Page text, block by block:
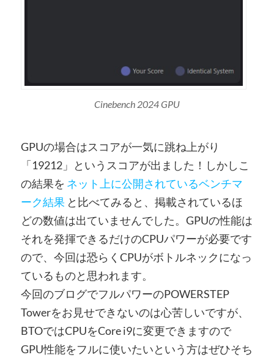
Cinebench 2024 GPU
GPUの場合はスコアが一気に跳ね上がり
「19212」というスコアが出ました！しかしこ
の結果を ネット上に公開されているベンチマ
ーク結果 と比べてみると、掲載されているほ
どの数値は出ていませんでした。GPUの性能は
それを発揮できるだけのCPUパワーが必要です
ので、今回は恐らくCPUがボトルネックになっ
ているものと思われます。
今回のブログでフルパワーのPOWERSTEP
Towerをお見せできないのは心苦しいですが、
BTOではCPUをCore i9に変更できますので
GPU性能をフルに使いたいという方はぜひそち